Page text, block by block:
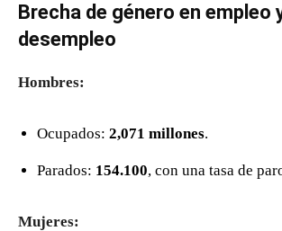
Brecha de género en empleo
desempleo
Hombres:
Ocupados: 2,071 millones.
Parados: 154.100, con una tasa de
Mujeres: